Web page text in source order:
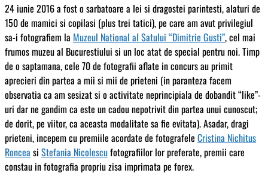
24 iunie 2016 a fost o sarbatoare a Iei si dragostei parintesti, alaturi de
150 de mamici si copilasi (plus trei tatici), pe care am avut privilegiul
sa-i fotografiem la Muzeul National al Satului “Dimitrie Gusti”, cel mai
frumos muzeu al Bucurestiului si un loc atat de special pentru noi. Timp
de o saptamana, cele 70 de fotografii aflate in concurs au primit
aprecieri din partea a mii si mii de prieteni (in paranteza facem
observatia ca am sesizat si o activitate neprincipiala de dobandit “like”-
uri dar ne gandim ca este un cadou nepotrivit din partea unui cunoscut;
de dorit, pe viitor, ca aceasta modalitate sa fie evitata). Asadar, dragi
prieteni, incepem cu premiile acordate de fotografele Cristina Nichitus
Roncea si Stefania Nicolescufotografiilor lor preferate, premii care
constau in fotografia propriu zisa imprimata pe forex.